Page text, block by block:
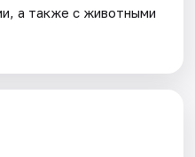
а также с животными